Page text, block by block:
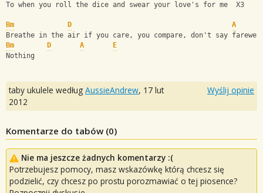
To when you roll the dice and swear your love's for me  X3
Bm D
A
Breathe in the air if you care, you compare, don't say
Bm
D A
E
Nothing
taby ukulele według AussieAndrew, 17 lut
2012
Wyślij opinie
Komentarze do tabów (0)
Nie ma jeszcze żadnych komentarzy :(
Potrzebujesz pomocy, masz wskazówkę którą chcesz się
podzielić, czy chcesz po prostu porozmawiać o tej piosence?